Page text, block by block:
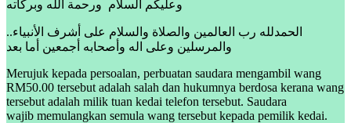
..الحمدلله رب العالمين والصلاة والسلام على أشرف الأنبياء
والمرسلين وعلى اله وأصحابه أجمعين أما بعد
Merujuk kepada persoalan, perbuatan saudara mengambil wang
RM50.00 tersebut adalah salah dan hukumnya berdosa kerana wang
tersebut adalah milik tuan kedai telefon tersebut. Saudara
wajib memulangkan semula wang tersebut kepada pemilik kedai.